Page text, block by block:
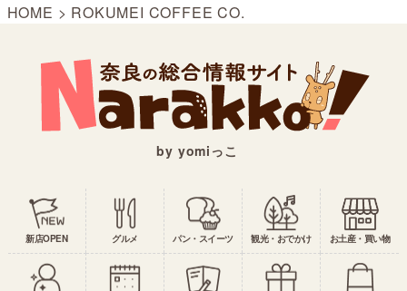
HOME > ROKUMEI COFFEE CO.
by yomiっこ
新店OPEN グルメ パン・スイーツ 観光・おでかけ お土産・買い物